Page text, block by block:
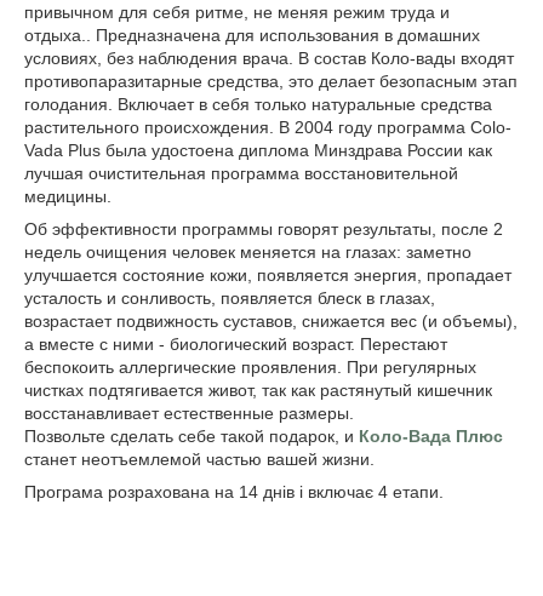
привычном для себя ритме, не меняя режим труда и
отдыха.. Предназначена для использования в домашних
условиях, без наблюдения врача. В состав Коло-вады входят
противопаразитарные средства, это делает безопасным этап
голодания. Включает в себя только натуральные средства
растительного происхождения. В 2004 году программа Colo-
Vada Plus была удостоена диплома Минздрава России как
лучшая очистительная программа восстановительной
медицины.
Об эффективности программы говорят результаты, после 2
недель очищения человек меняется на глазах: заметно
улучшается состояние кожи, появляется энергия, пропадает
усталость и сонливость, появляется блеск в глазах,
возрастает подвижность суставов, снижается вес (и объемы),
а вместе с ними - биологический возраст. Перестают
беспокоить аллергические проявления. При регулярных
чистках подтягивается живот, так как растянутый кишечник
восстанавливает естественные размеры.
Позвольте сделать себе такой подарок, и Коло-Вада Плюс
станет неотъемлемой частью вашей жизни.
Програма розрахована на 14 днів і включає 4 етапи.